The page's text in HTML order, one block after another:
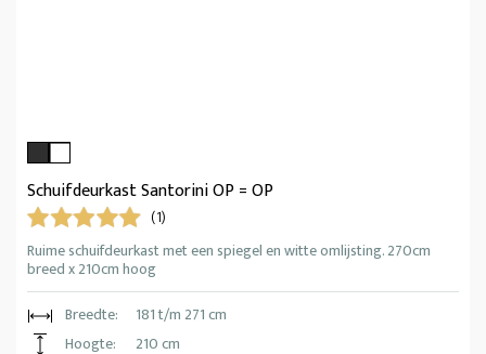
Schuifdeurkast Santorini OP = OP
(1)
Ruime schuifdeurkast met een spiegel en witte omlijsting. 270cm
breed x 210cm hoog
Breedte:
181 t/m 271 cm
Hoogte:
210 cm